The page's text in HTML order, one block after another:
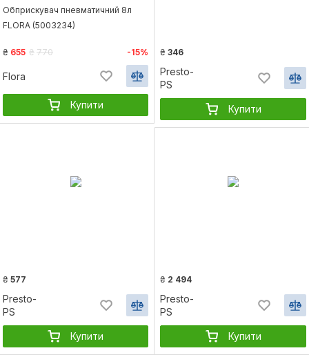
Обприскувач пневматичний 8л
FLORA (5003234)
₴ 655 ₴ 770 -15%
Flora
Купити
₴ 346
Presto-
PS
Купити
₴ 577
Presto-
PS
Купити
₴ 2 494
Presto-
PS
Купити